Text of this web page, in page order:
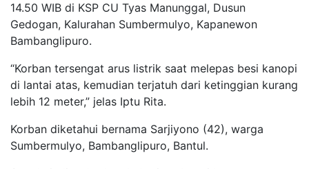
14.50 WIB di KSP CU Tyas Manunggal, Dusun
Gedogan, Kalurahan Sumbermulyo, Kapanewon
Bambanglipuro.
“Korban tersengat arus listrik saat melepas besi kanopi
di lantai atas, kemudian terjatuh dari ketinggian kurang
lebih 12 meter,” jelas Iptu Rita.
Korban diketahui bernama Sarjiyono (42), warga
Sumbermulyo, Bambanglipuro, Bantul.